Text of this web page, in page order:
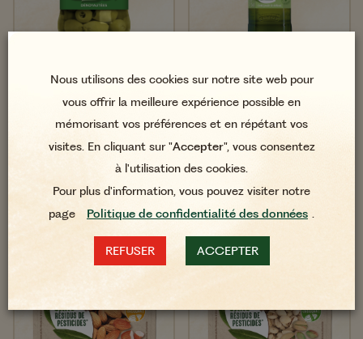
Olives Vertes
Résidus de Pesticides*
160g​
Huile d'Olive Vierge
Pesticides* 75cl
Nous utilisons des cookies sur notre site web pour
vous offrir la meilleure expérience possible en
mémorisant vos préférences et en répétant vos
visites. En cliquant sur "Accepter", vous consentez
à l'utilisation des cookies.
Pour plus d'information, vous pouvez visiter notre
page
Politique de confidentialité des données .
REFUSER ACCEPTER